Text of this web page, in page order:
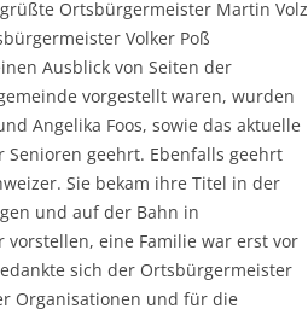
Ortsbürgermeister Martin Volz
Volker Poß
Ausblick von Seiten der
vorgestellt waren, wurden
Angelika Foos, sowie das aktuelle
geehrt. Ebenfalls geehrt
Sie bekam ihre Titel in der
und auf der Bahn in
eine Familie war erst vor
sich der Ortsbürgermeister
Organisationen und für die